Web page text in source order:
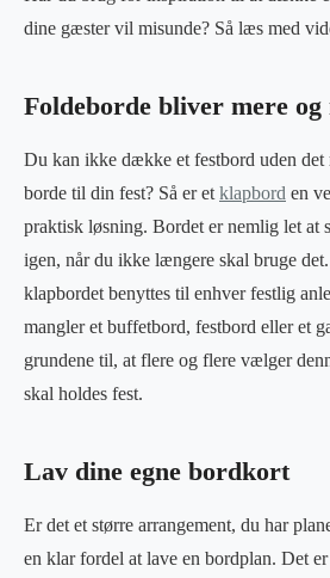
dine gæster vil misunde? Så læs med
Foldeborde bliver mere
Du kan ikke dække et festbord uden det
borde til din fest? Så er et klapbord en
praktisk løsning. Bordet er nemlig let at
igen, når du ikke længere skal bruge
klapbordet benyttes til enhver festlig
mangler et buffetbord, festbord eller et
grundene til, at flere og flere vælger
skal holdes fest.
Lav dine egne bordkort
Er det et større arrangement, du har
en klar fordel at lave en bordplan. Det